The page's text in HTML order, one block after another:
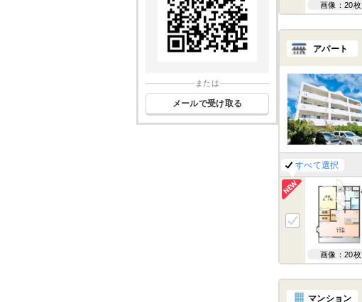
または
メールで受け取る
画像：20枚
アパート
すべて選択
画像：20枚
マンション